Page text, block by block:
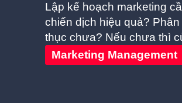
Lập kế hoạch marketing
chiến dịch hiệu quả?
thục chưa? Nếu chưa thì
Marketing Management